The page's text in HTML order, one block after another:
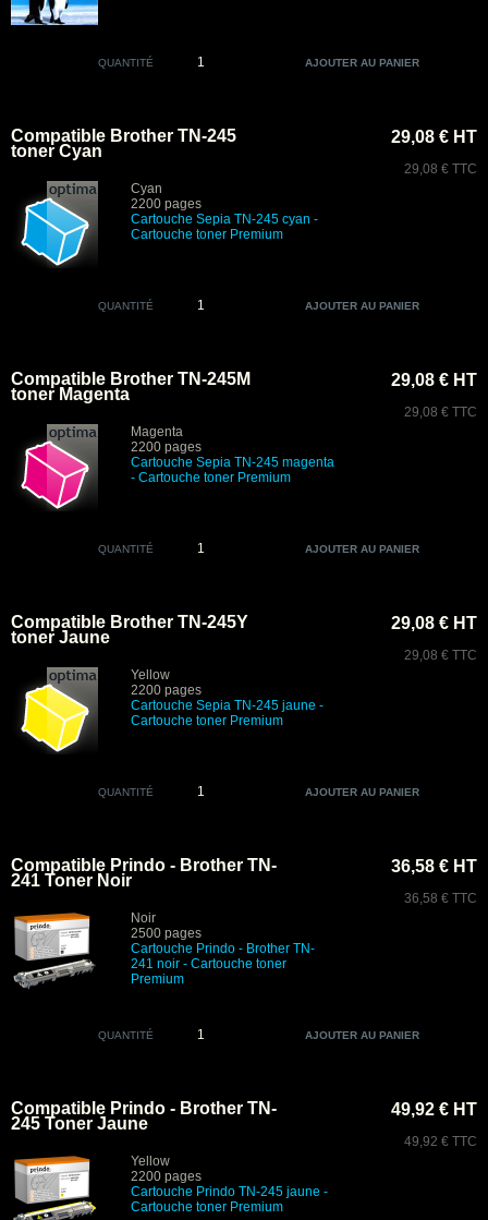
QUANTITÉ
Compatible Brother TN-245
toner Cyan
Cyan
2200 pages
Cartouche Sepia TN-245 cyan -
Cartouche toner Premium
29,08 € HT
29,08 € TTC
QUANTITÉ
Compatible Brother TN-245M
toner Magenta
Magenta
2200 pages
Cartouche Sepia TN-245 magenta
- Cartouche toner Premium
29,08 € HT
29,08 € TTC
QUANTITÉ
Compatible Brother TN-245Y
toner Jaune
Yellow
2200 pages
Cartouche Sepia TN-245 jaune -
Cartouche toner Premium
29,08 € HT
29,08 € TTC
QUANTITÉ
Compatible Prindo - Brother TN-
241 Toner Noir
Noir
2500 pages
Cartouche Prindo - Brother TN-
241 noir - Cartouche toner
Premium
36,58 € HT
36,58 € TTC
QUANTITÉ
Compatible Prindo - Brother TN-
245 Toner Jaune
Yellow
2200 pages
Cartouche Prindo TN-245 jaune -
Cartouche toner Premium
49,92 € HT
49,92 € TTC